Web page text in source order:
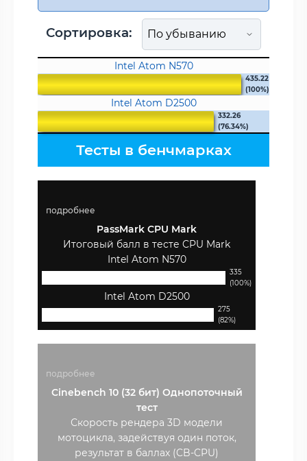
Сортировка:
Intel Atom N570
435.22
(100%)
Intel Atom D2500
332.26
(76.34%)
Тесты в бенчмарках
подробнее
PassMark CPU Mark
Итоговый балл в тесте CPU Mark
Intel Atom N570
335
(100%)
Intel Atom D2500
275
(82%)
подробнее
Cinebench 10 (32 бит) Однопоточный
тест
Скорость рендера 3D модели
мотоцикла, задействуя один поток,
результат в баллах (CB-CPU)